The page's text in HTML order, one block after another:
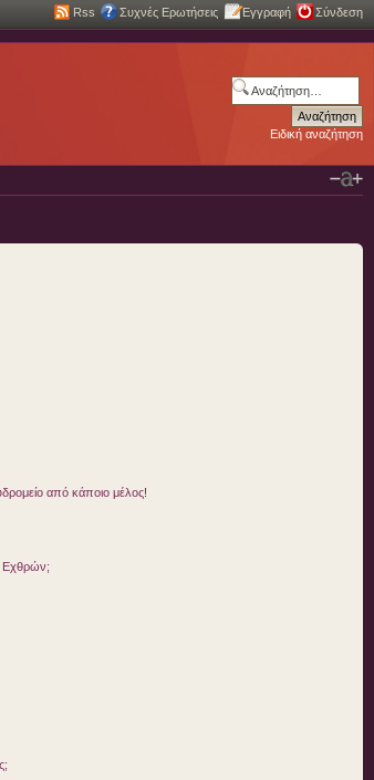
Rss Συχνές Ερωτήσεις Εγγραφή Σύνδεση
Ειδική αναζήτηση
από κάποιο μέλος!
Εχθρών;